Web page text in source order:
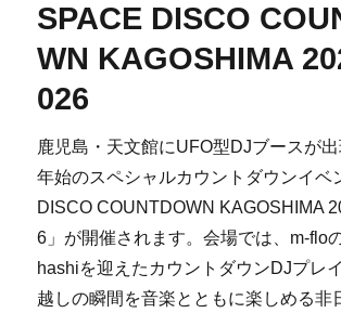
SPACE DISCO
WN KAGOSHIMA
026
鹿児島・天文館にUFO型DJブースが
年始のスペシャルカウントダウンイベ
DISCO COUNTDOWN KAGOSHIMA
6」が開催されます。会場では、m-flo
hashiを迎えたカウントダウンDJプレ
越しの瞬間を音楽とともに楽しめる非